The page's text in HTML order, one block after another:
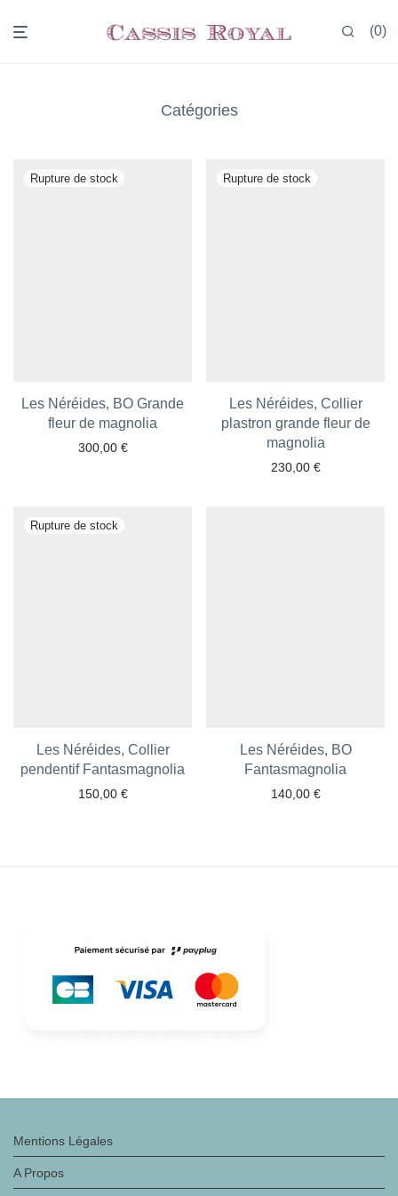
0
Catégories
Les Néréides, BO Grande
fleur de magnolia
300,00 €
Les Néréides, Collier
plastron grande fleur de
magnolia
230,00 €
Les Néréides, Collier
pendentif Fantasmagnolia
150,00 €
Les Néréides, BO
Fantasmagnolia
140,00 €
Mentions Légales
A Propos